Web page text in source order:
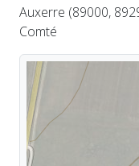
Auxerre (89000,
Comté